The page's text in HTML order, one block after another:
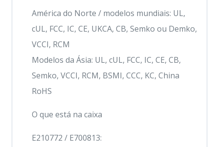
América do Norte / modelos mundiais: UL,
cUL, FCC, IC, CE, UKCA, CB, Semko ou Demko,
VCCI, RCM
Modelos da Ásia: UL, cUL, FCC, IC, CE, CB,
Semko, VCCI, RCM, BSMI, CCC, KC, China
RoHS
O que está na caixa
E210772 / E700813: